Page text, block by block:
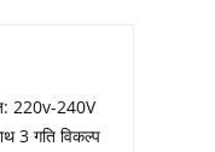
220v-240V
3 गति विकल्प